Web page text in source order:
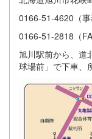
0166-51-4620（事
0166-51-2818（
旭川駅前から、道
球場前」で下車、